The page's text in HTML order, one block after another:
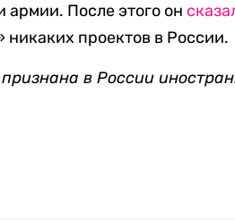
армии. После этого он
никаких проектов в России.
в России